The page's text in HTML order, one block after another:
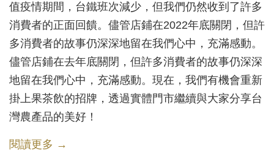
值疫情期間，台鐵班次減少，但我們仍然收到了許多
消費者的正面回饋。儘管店鋪在2022年底關閉，但許
多消費者的故事仍深深地留在我們心中，充滿感動。
儘管店鋪在去年底關閉，但許多消費者的故事仍深深
地留在我們心中，充滿感動。現在，我們有機會重新
掛上果茶飲的招牌，透過實體門市繼續與大家分享台
灣農產品的美好！
閱讀更多 →